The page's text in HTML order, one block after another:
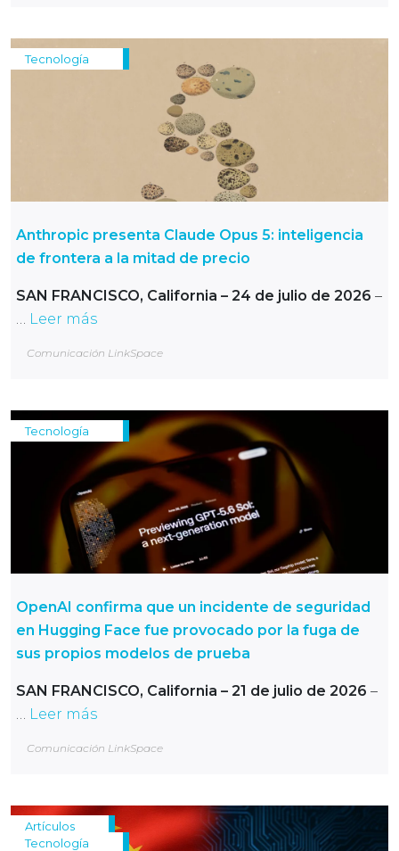
Tecnología
Anthropic presenta Claude Opus 5: inteligencia
de frontera a la mitad de precio
SAN FRANCISCO, California – 24 de julio de 2026 –
… Leer más
Comunicación LinkSpace
Tecnología
OpenAI confirma que un incidente de seguridad
en Hugging Face fue provocado por la fuga de
sus propios modelos de prueba
SAN FRANCISCO, California – 21 de julio de 2026 –
… Leer más
Comunicación LinkSpace
Artículos
Tecnología